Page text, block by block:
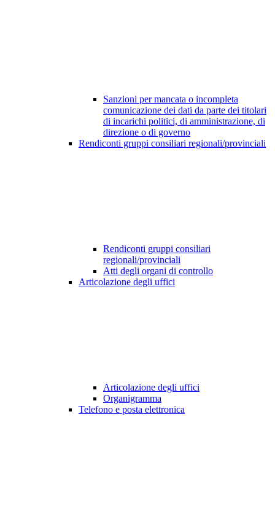
Sanzioni per mancata o incompleta
comunicazione dei dati da parte dei titolari
di incarichi politici, di amministrazione, di
direzione o di governo
Rendiconti gruppi consiliari regionali/provinciali
Rendiconti gruppi consiliari
regionali/provinciali
Atti degli organi di controllo
Articolazione degli uffici
Articolazione degli uffici
Organigramma
Telefono e posta elettronica